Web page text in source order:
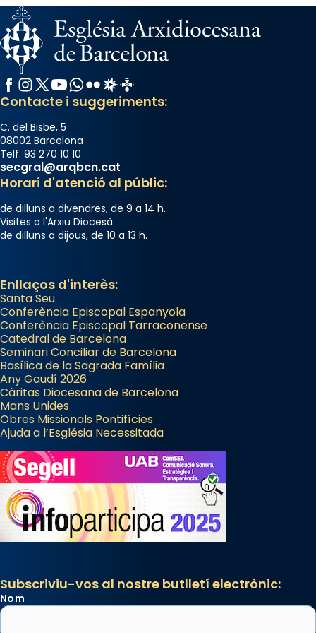
Arquebisbat de Barcelona
2 weeks ago
Memòria de les santes Juliana i
Semproniana, verges i màrtirs.
Acompanyant la història de sant Cugat, a
partir de l’Edat Mitjana sorgeix la tradició
que les santes Juliana (“relatiu a Júlia”) i
Semproniana (“relatiu a Semprònia =
eterna”) són deixebles seves. I l’any 1667, el
frare Joan Gaspar Roig, afirma en una obra
que les santes són filles de l’antiga Iluro.
Mataró en reivindicarà les relíquies fins que
a la “Missa de les Santes” (“Missa de
Glòria”) fou composta el 1848 per Mn.
Manuel Blanch, amb aire d’òpera
italianitzant; s’interpreta per privilegi
pontifici, amb orquestra i cor, i té una
duració aproximada de tres hores. Després,
processó (recuperada el 1972) al voltant
del temple amb les relíquies de les santes.
Des de 1985 hi participa també un grup de
diablesses amb música i ball propis. Festa
gran a Mataró.
«Si vols saber què és calor, ves per les
Santes a Mataró»🥵.
Photo
View on Facebook · Share
Facebook
Instagram
X / Twitter
YouTube
WhatsApp
FlickrRadio Estel
Catalunya Cristiana
Contacte i suggeriments:
C. del Bisbe, 5
08002 Barcelona
Telf. 93 270 10 10
secgral@arqbcn.cat
Horari d'atenció al públic:
de dilluns a divendres, de 9 a 14 h.
Visites a l'Arxiu Diocesà:
de dilluns a dijous, de 10 a 13 h.
Enllaços d'interès:
Santa Seu
Conferència Episcopal Espanyola
Conferència Episcopal Tarraconense
Catedral de Barcelona
Seminari Conciliar de Barcelona
Basílica de la Sagrada Família
Any Gaudí 2026
Càritas Diocesana de Barcelona
Mans Unides
Obres Missionals Pontifícies
Ajuda a l’Església Necessitada
Subscriviu-vos al nostre butlletí electrònic:
Nom